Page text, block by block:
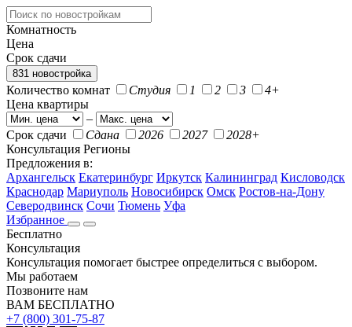
Комнатность
Цена
Срок сдачи
831 новостройка
Количество комнат Студия 1 2 3
4+
Цена квартиры
–
Срок сдачи
Сдана 2026 2027
2028+
Консультация Регионы
Предложения в:
Архангельск Екатеринбург Иркутск Калининград Кисловодск
Краснодар Мариуполь Новосибирск Омск Ростов-на-Дону
Северодвинск Сочи Тюмень Уфа
Избранное
Бесплатно
Консультация
Консультация помогает быстрее определиться с выбором.
Мы работаем
Позвоните нам
ВАМ БЕСПЛАТНО
+7 (800) 301-75-87